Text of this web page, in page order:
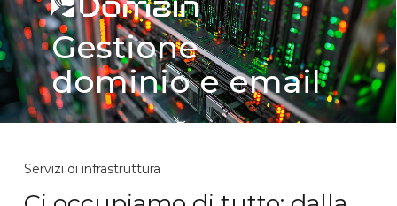
Gestione
dominio e email
Servizi di infrastruttura